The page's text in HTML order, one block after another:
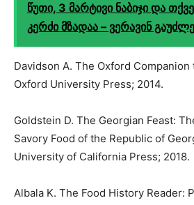
წუთი, 3 მარტივი ნაბიჯი და
კერძი მზადაა – ვერავინ
Davidson A. The Oxford Companion
Oxford University Press; 2014.
Goldstein D. The Georgian Feast:
Savory Food of the Republic of
University of California Press; 2018.
Albala K. The Food History Reader: